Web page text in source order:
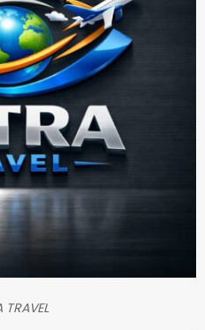
TRAVEL